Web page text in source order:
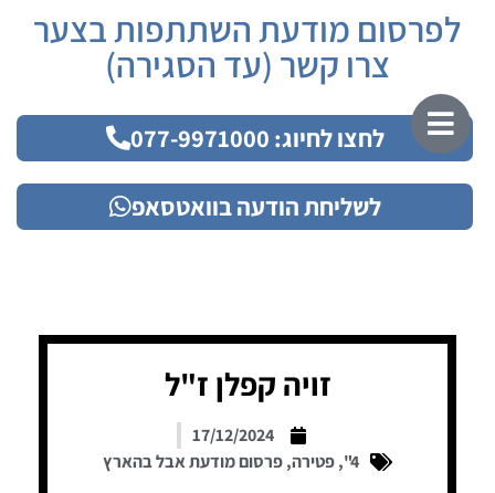
לפרסום מודעת השתתפות בצער
צרו קשר (עד הסגירה)
לחצו לחיוג: 077-9971000
לשליחת הודעה בוואטסאפ
זויה קפלן ז"ל
17/12/2024
4"
,פטירה,פרסום מודעת אבל בהארץ